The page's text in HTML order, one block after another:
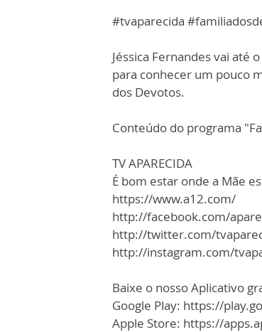
#tvaparecida
Jéssica Fernandes vai até
para conhecer um pouco
dos Devotos.
Conteúdo do programa
TV APARECIDA
É bom estar onde a Mãe
https://www.a12.com/
http://facebook.com/
http://twitter.com/
http://instagram.com/
Baixe o nosso Aplicativo
Google Play: https://
Apple Store: https://